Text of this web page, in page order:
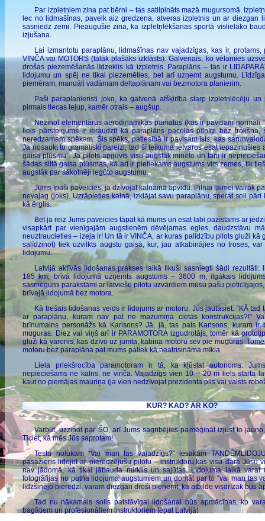
Par izpletņiem zina pat bērni – tas satilpināts mazā mugursomā.
lec no lidmašīnas, pavelk aiz gredzena, atveras izpletnis un ar diezgan
sasniedz zemi. Pieaugušie zina, ka izpletņlēkšanas sportā vislielāko
izjušana.
Lai izmantotu paraplānu, lidmašīnas nav vajadzīgas, kas ir, protams,
VINČA vai MOTORS (tālāk plašāks izklāsts). Galvenais, ko vēlamies
drošas piezemēšanās līdzeklis kā izpletnis. Paraplāns – tas ir
lidojumu un spēj ne tikai piezemēties, bet arī uzņemt augstumu.
piemēram, manuāli vadāmam deltaplānam vai bezmotora planierim.
Paši paraplanieristi joko, ka galvenā atšķirība starp izpletņlēcēju
pirmais tiecas lejup, kamēr otrais – augšup.
Nezinot elementārus aerodinamikas pamatus (kas ir pavisam normāli
liels pārsteigums ir ieraudzīt kā paraplāns paceļas pilnīgi bez trokšņa,
neredzamam spēkam. Šis spēks, patiesībā ir pavisam īsts, kas
Ja nosaukt to gramatiski pareizi, tad šī teikuma ietvaros esat iepazinušies
gaisa plūsmu”. Ja pilots apguvis visu augstāk minēto un tam ir
šādas siltā gaisa plūsmas, kā arī ir pietiekams augstums virs zemes, tik
augstāk par sākotnēji iegūto augstumu.
Jums īpaši paveicies, ja dzīvojat kalnainā apvidū. Pilnai laimei vairāk
nevajag (joks). Uzrāpieties kalnā, izklājat savu paraplānu, sperat soli pāri
kā ērglis.
Bet ja reiz Jums paveicies tāpat kā mums un esat labi pazīstams ar
visapkārt par vienīgajām augstienēm dēvējamas egles, daudzstāvu
neuztraucieties – izeja ir! Un tā ir VINČA, ar kuras palīdzību pilots gluži kā
salīdzinot) tiek uzvilkts augstu gaisā, kur, jau atkabinājies no troses,
lidojumu.
Latvijā aktīvās lidošanas prakses laikā tikuši sasniegti šādi rezultāti:
185 km, brīvā lidojumā uzņemts augstums – 3600 m, ilgākais
sasniegumi parakstāmi ar latviešu pilotu uzvārdiem mūsu pašu
brīvajā lidojumā bez motora.
Kā trešais lidošanas veids ir lidojums ar motoru. Jūs jautāsiet: “KĀ tad
ar paraplānu, kuram nav pat ne mazumiņa cietas konstrukcijas?!”
brīnumains personāžs kā Karlsons? Jā, jā, tas pats Karlsons, kuram ir
muguras. Diez vai viņš arī ir PARAMOTORA izgudrotājs, tomēr kā
gluži kā varonis, kas dzīvo uz jumta, kabina motoru sev pie muguras.
motoru bez paraplāna pat mums paliek kā neatrisināma mīkla.
Liela priekšrocība paramotoram ir tā, ka kļūstat autonoms.
nepieciešams ne kalns, ne vinča. Vajadzīgs vien 10 – 20 m liels starta
kaut no piemājas mauriņa (ja vien nedzīvojat prezidenta pils vai valsts
KUR? KAD? AR KO?
Varbūt, uzzinot par ŠO, arī Jums sagribējies pamēģināt izjust to
Ticiet, kā mēs Jūs saprotam!
Testa nolūkam “Vai man tas vajadzīgs?” iesakām
pasažieris lidojot ar pieredzējušu pilotu – instruktoru,kas visu dara Jūsu
nav jādomā, kā tikai jābauda mirklis un sajūtas. Lidojuma laikā varat
fotogrāfijas no putna lidojuma augstumiem un domāt par to “vai man tas
līdzšinējo pieredzi, varam diezgan droši pieņemt, ka atbilde visdrīzāk būs
Tad nu nākamais solis patstāvīgai lidošanai būs apmācības, ko
bagātiem un profesionāliem instruktoriem tepat Latvijā!